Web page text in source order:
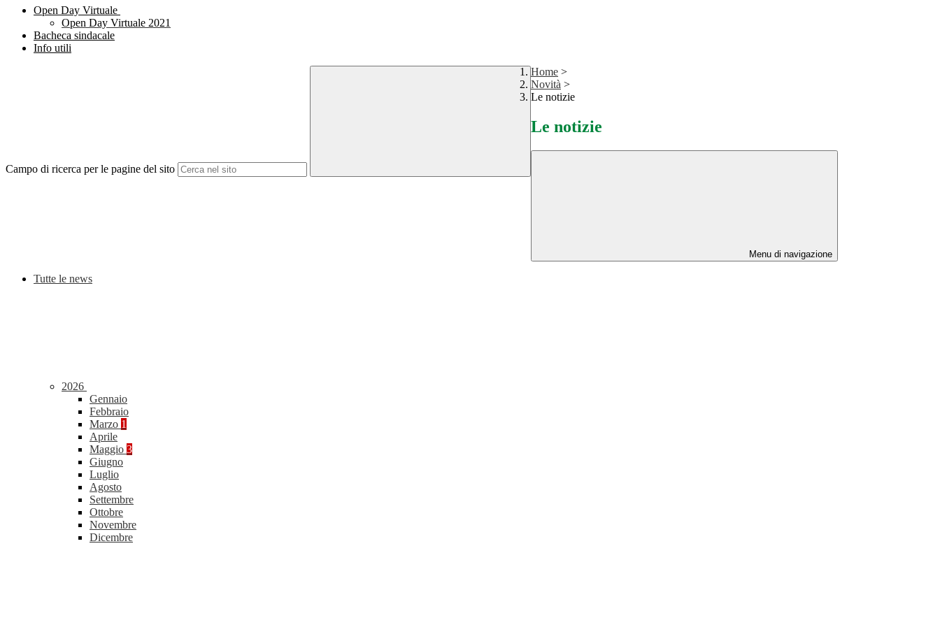
Open Day Virtuale
Open Day Virtuale 2021
Bacheca sindacale
Info utili
Campo di ricerca per le pagine del sito
Home >
Novità >
Le notizie
Le notizie
Menu di navigazione
Tutte le news
2026
Gennaio
Febbraio
Marzo 1
Aprile
Maggio 3
Giugno
Luglio
Agosto
Settembre
Ottobre
Novembre
Dicembre